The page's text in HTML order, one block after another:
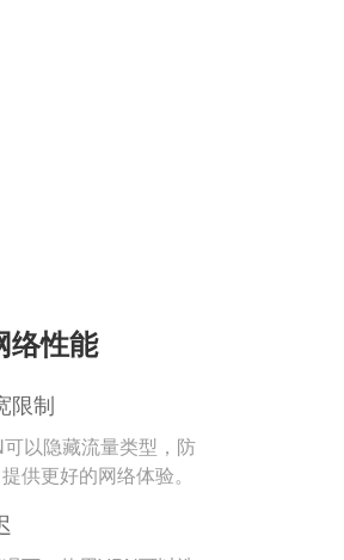
络性能
限制
以隐藏流量类型，防
供更好的网络体验。